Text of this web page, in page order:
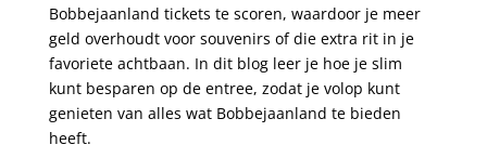
Bobbejaanland tickets te scoren, waardoor je meer
geld overhoudt voor souvenirs of die extra rit in je
favoriete achtbaan. In dit blog leer je hoe je slim
kunt besparen op de entree, zodat je volop kunt
genieten van alles wat Bobbejaanland te bieden
heeft.